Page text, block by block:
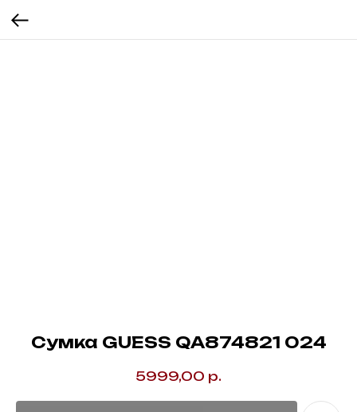
Сумка GUESS QA874821 024
5999,00 р.